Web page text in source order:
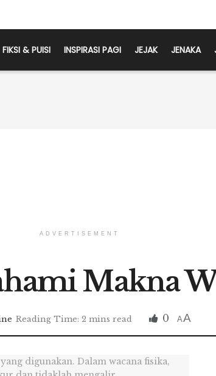
FIKSI & PUISI INSPIRASI PAGI JEJAK JENAKA
ADVERTISEMENT
Makna
Reading Time: 2 mins read 0 AA